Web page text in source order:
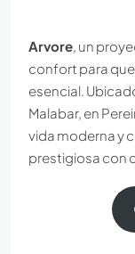
Arvore, un
confort para
esencial.
Malabar, en
vida moderna y
prestigiosa con